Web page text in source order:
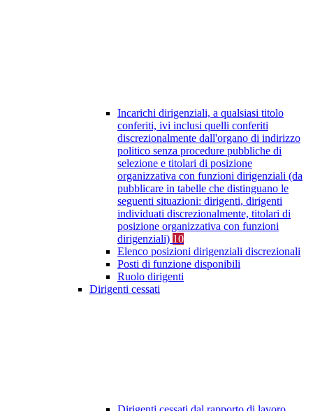
Incarichi dirigenziali, a qualsiasi titolo
conferiti, ivi inclusi quelli conferiti
discrezionalmente dall'organo di indirizzo
politico senza procedure pubbliche di
selezione e titolari di posizione
organizzativa con funzioni dirigenziali (da
pubblicare in tabelle che distinguano le
seguenti situazioni: dirigenti, dirigenti
individuati discrezionalmente, titolari di
posizione organizzativa con funzioni
dirigenziali) 10
Elenco posizioni dirigenziali discrezionali
Posti di funzione disponibili
Ruolo dirigenti
Dirigenti cessati